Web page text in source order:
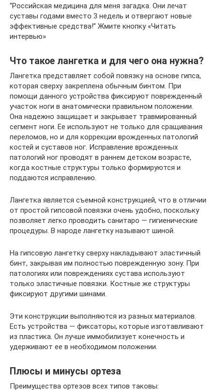
“Российская медицина для меня загадка. Они лечат
суставы годами вместо 3 недель и отвергают новые
эффективные средства!” Жмите кнопку «Читать
интервью»
Что такое лангетка и для чего она нужна?
Лангетка представляет собой повязку на основе гипса,
которая сверху закреплена обычным бинтом. При
помощи данного устройства фиксируют поврежденный
участок ноги в анатомически правильном положении.
Она надежно защищает и закрывает травмированный
сегмент ноги. Ее используют не только для сращивания
переломов, но и для коррекции врожденных патологий
костей и суставов ног. Исправление врожденных
патологий ног проводят в раннем детском возрасте,
когда костные структуры только формируются и
поддаются исправлению.
Лангетка является съемной конструкцией, что в отличии
от простой гипсовой повязки очень удобно, поскольку
позволяет легко проводить санитаро — гигиенические
процедуры. В народе лангетку называют шиной.
На гипсовую лангетку сверху накладывают эластичный
бинт, закрывая им полностью поврежденную зону. При
патологиях или повреждениях сустава используют
только эластичные повязки. Костные же структуры
фиксируют другими шинами.
Эти конструкции выполняются из разных материалов.
Есть устройства — фиксаторы, которые изготавливают
из пластика. Он лучше иммобилизует конечность и
удерживают ее в необходимом положении.
Плюсы и минусы ортеза
Преимущества ортезов всех типов таковы: